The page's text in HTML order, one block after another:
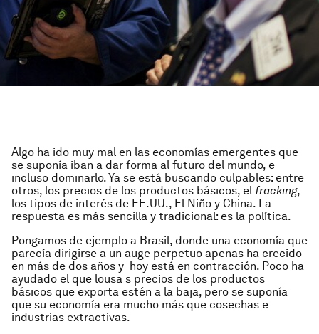
Algo ha ido muy mal en las economías emergentes que
se suponía iban a dar forma al futuro del mundo, e
incluso dominarlo. Ya se está buscando culpables: entre
otros, los precios de los productos básicos, el fracking,
los tipos de interés de EE.UU., El Niño y China. La
respuesta es más sencilla y tradicional: es la política.
Pongamos de ejemplo a Brasil, donde una economía que
parecía dirigirse a un auge perpetuo apenas ha crecido
en más de dos años y hoy está en contracción. Poco ha
ayudado el que lousa s precios de los productos
básicos que exporta estén a la baja, pero se suponía
que su economía era mucho más que cosechas e
industrias extractivas.